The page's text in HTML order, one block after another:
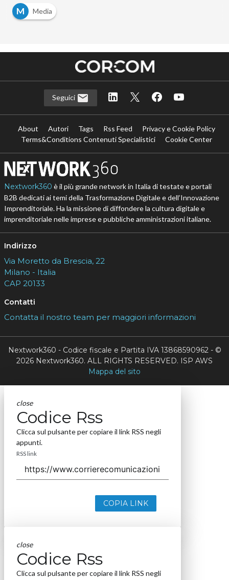
M
Media
Seguici
About Autori Tags Rss Feed
Privacy e Cookie Policy
Terms&Conditions Contenuti Specialistici
Cookie Center
Nextwork360 è il più grande network in Italia di testate e portali
B2B dedicati ai temi della Trasformazione Digitale e dell’Innovazione
Imprenditoriale. Ha la missione di diffondere la cultura digitale e
imprenditoriale nelle imprese e pubbliche amministrazioni italiane.
Indirizzo
Via Moretto da Brescia, 22
Milano - Italia
CAP 20133
Contatti
Contatta il nostro team per maggiori informazioni
Nextwork360 - Codice fiscale e Partita IVA 13868590962 - ©
2026 Nextwork360. ALL RIGHTS RESERVED. ISP AWS
Mappa del sito
close
Codice Rss
Clicca sul pulsante per copiare il link RSS negli
appunti.
RSS link
COPIA LINK
close
Codice Rss
Clicca sul pulsante per copiare il link RSS negli